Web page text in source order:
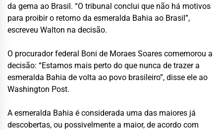
da gema ao Brasil. “O tribunal conclui que não há motivos
para proibir o retorno da esmeralda Bahia ao Brasil”,
escreveu Walton na decisão.
O procurador federal Boni de Moraes Soares comemorou a
decisão: “Estamos mais perto do que nunca de trazer a
esmeralda Bahia de volta ao povo brasileiro”, disse ele ao
Washington Post.
A esmeralda Bahia é considerada uma das maiores já
descobertas, ou possivelmente a maior, de acordo com